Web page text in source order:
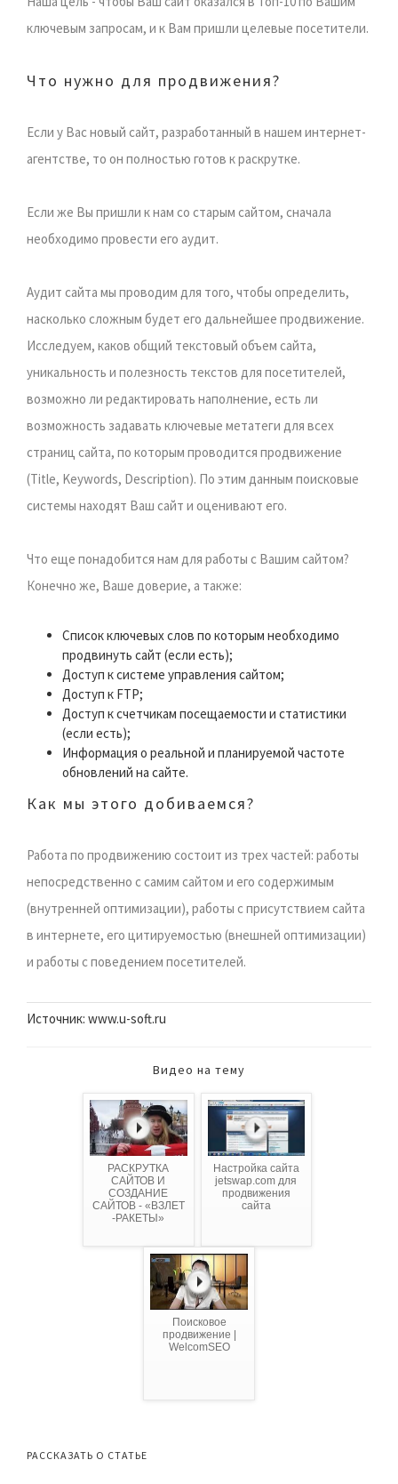
ключевым запросам, и к Вам пришли целевые посетители.
Что нужно для продвижения?
Если у Вас новый сайт, разработанный в нашем интернет-
агентстве, то он полностью готов к раскрутке.
Если же Вы пришли к нам со старым сайтом, сначала
необходимо провести его аудит.
Аудит сайта мы проводим для того, чтобы определить,
насколько сложным будет его дальнейшее продвижение.
Исследуем, каков общий текстовый объем сайта,
уникальность и полезность текстов для посетителей,
возможно ли редактировать наполнение, есть ли
возможность задавать ключевые метатеги для всех
страниц сайта, по которым проводится продвижение
(Title, Keywords, Description). По этим данным поисковые
системы находят Ваш сайт и оценивают его.
Что еще понадобится нам для работы с Вашим сайтом?
Конечно же, Ваше доверие, а также:
Список ключевых слов по которым необходимо
продвинуть сайт (если есть);
Доступ к системе управления сайтом;
Доступ к FTP;
Доступ к счетчикам посещаемости и статистики
(если есть);
Информация о реальной и планируемой частоте
обновлений на сайте.
Как мы этого добиваемся?
Работа по продвижению состоит из трех частей: работы
непосредственно с самим сайтом и его содержимым
(внутренней оптимизации), работы с присутствием сайта
в интернете, его цитируемостью (внешней оптимизации)
и работы с поведением посетителей.
Источник: www.u-soft.ru
Видео на тему
РАСКРУТКА
САЙТОВ И
СОЗДАНИЕ
САЙТОВ - «ВЗЛЕТ
-РАКЕТЫ»
Настройка сайта
jetswap.com для
продвижения
сайта
Поисковое
продвижение |
WelcomSEO
РАССКАЗАТЬ О СТАТЬЕ